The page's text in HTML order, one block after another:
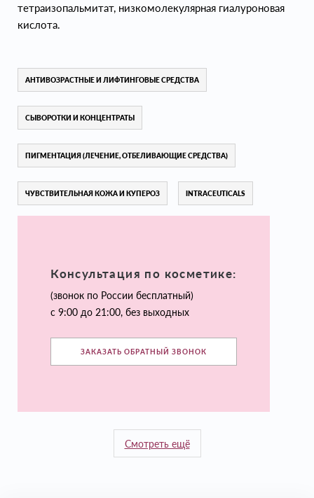
тетраизопальмитат, низкомолекулярная гиалуроновая
кислота.
АНТИВОЗРАСТНЫЕ И ЛИФТИНГОВЫЕ СРЕДСТВА
СЫВОРОТКИ И КОНЦЕНТРАТЫ
ПИГМЕНТАЦИЯ (ЛЕЧЕНИЕ, ОТБЕЛИВАЮЩИЕ СРЕДСТВА)
ЧУВСТВИТЕЛЬНАЯ КОЖА И КУПЕРОЗ INTRACEUTICALS
Консультация по косметике:
(звонок по России бесплатный)
с 9:00 до 21:00, без выходных
ЗАКАЗАТЬ ОБРАТНЫЙ ЗВОНОК
Смотреть ещё